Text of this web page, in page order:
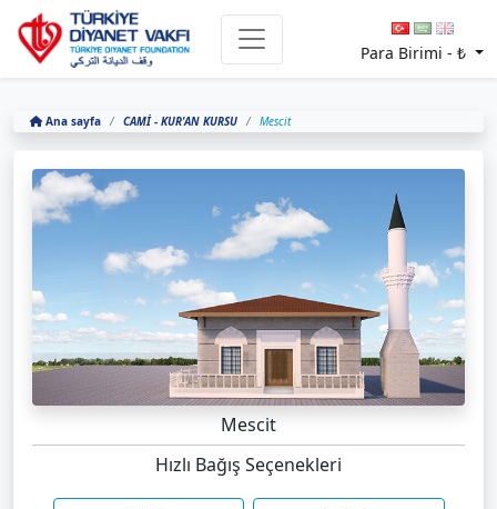
Para Birimi -₺
Ana sayfa CAMİ - KUR'AN KURSU Mescit
Mescit
Hızlı Bağış Seçenekleri